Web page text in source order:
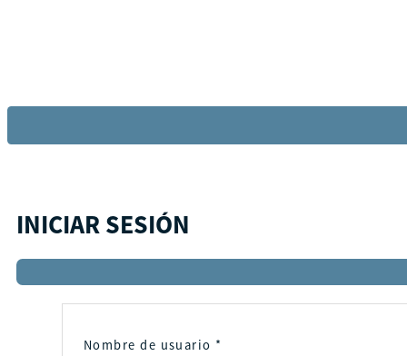
INICIAR SESIÓN
Nombre de usuario *